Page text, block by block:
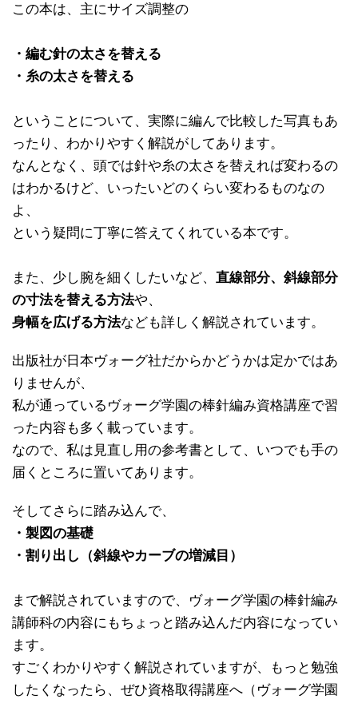
この本は、主にサイズ調整の
・編む針の太さを替える
・糸の太さを替える
ということについて、実際に編んで比較した写真もあ
ったり、わかりやすく解説がしてあります。
なんとなく、頭では針や糸の太さを替えれば変わるの
はわかるけど、いったいどのくらい変わるものなの
よ、
という疑問に丁寧に答えてくれている本です。
また、少し腕を細くしたいなど、 直線部分、斜線部分
の寸法を替える方法や、
身幅を広げる方法なども詳しく解説されています。
出版社が日本ヴォーグ社だからかどうかは定かではあ
りませんが、
私が通っているヴォーグ学園の棒針編み資格講座で習
った内容も多く載っています。
なので、私は見直し用の参考書として、いつでも手の
届くところに置いてあります。
そしてさらに踏み込んで、
・製図の基礎
・割り出し（斜線やカーブの増減目）
まで解説されていますので、ヴォーグ学園の棒針編み
講師科の内容にもちょっと踏み込んだ内容になってい
ます。
すごくわかりやすく解説されていますが、もっと勉強
したくなったら、ぜひ資格取得講座へ（ヴォーグ学園